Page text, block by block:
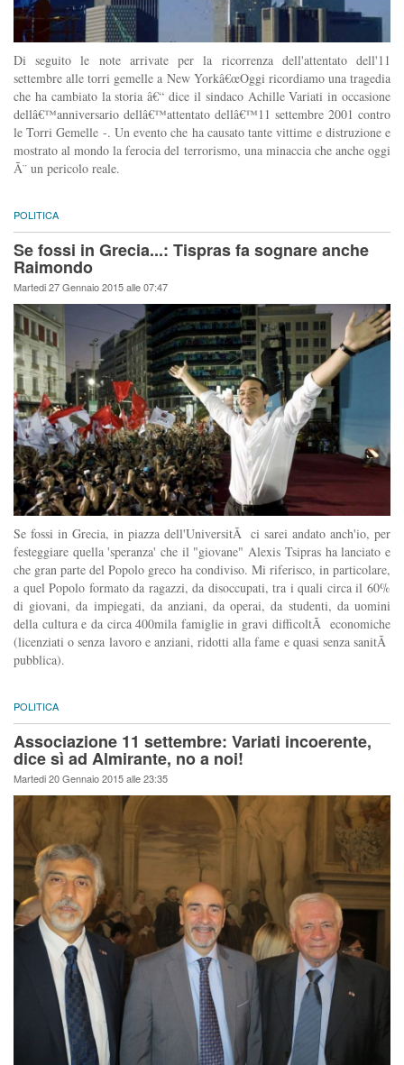
Di seguito le note arrivate per la ricorrenza dell'attentato dell'11
settembre alle torri gemelle a New Yorkâ€œOggi ricordiamo una tragedia
che ha cambiato la storia â€“ dice il sindaco Achille Variati in occasione
dellâ€™anniversario dellâ€™attentato dellâ€™11 settembre 2001 contro
le Torri Gemelle -. Un evento che ha causato tante vittime e distruzione e
mostrato al mondo la ferocia del terrorismo, una minaccia che anche oggi
Ã¨ un pericolo reale.
POLITICA
Se fossi in Grecia...: Tispras fa sognare anche
Raimondo
Martedi 27 Gennaio 2015 alle 07:47
Se fossi in Grecia, in piazza dell'UniversitÃ ci sarei andato anch'io, per
festeggiare quella 'speranza' che il "giovane" Alexis Tsipras ha lanciato e
che gran parte del Popolo greco ha condiviso. Mi riferisco, in particolare,
a quel Popolo formato da ragazzi, da disoccupati, tra i quali circa il 60%
di giovani, da impiegati, da anziani, da operai, da studenti, da uomini
della cultura e da circa 400mila famiglie in gravi difficoltÃ economiche
(licenziati o senza lavoro e anziani, ridotti alla fame e quasi senza sanitÃ
pubblica).
POLITICA
Associazione 11 settembre: Variati incoerente,
dice sì ad Almirante, no a noi!
Martedi 20 Gennaio 2015 alle 23:35